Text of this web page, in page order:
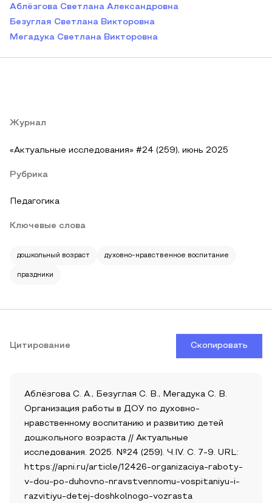
Аблёзгова Светлана Александровна
Безуглая Светлана Викторовна
Мегадука Светлана Викторовна
Журнал
«Актуальные исследования» #24 (259), июнь 2025
Рубрика
Педагогика
Ключевые слова
дошкольный возраст духовно-нравственное воспитание
праздники
Цитирование Скопировать
Аблёзгова С. А., Безуглая С. В., Мегадука С. В.
Организация работы в ДОУ по духовно-
нравственному воспитанию и развитию детей
дошкольного возраста // Актуальные
исследования. 2025. №24 (259). Ч.IV. С. 7-9. URL:
https://apni.ru/article/12426-organizaciya-raboty-
v-dou-po-duhovno-nravstvennomu-vospitaniyu-i-
razvitiyu-detej-doshkolnogo-vozrasta